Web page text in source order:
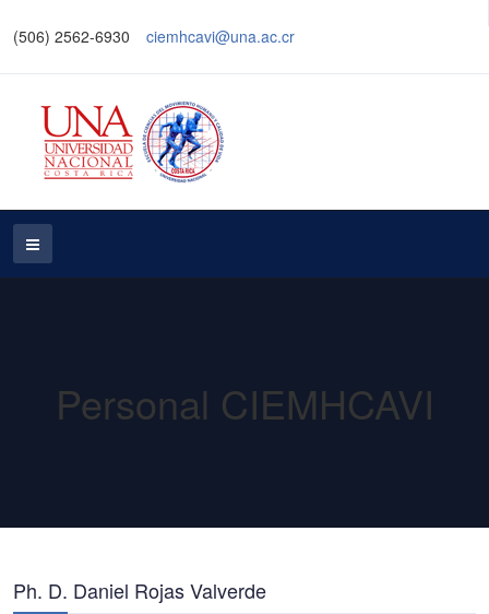
(506) 2562-6930 ciemhcavi@una.ac.cr
Personal CIEMHCAVI
Ph. D. Daniel Rojas Valverde